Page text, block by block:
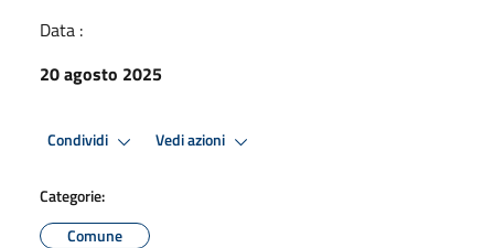
Data :
20 agosto 2025
Condividi Vedi azioni
Categorie:
Comune